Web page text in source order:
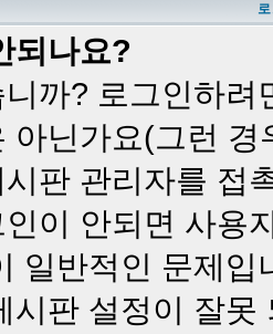
되나요?
까? 로그인하
아닌가요(그런
판 관리자를 접
이 안되면 사용
일반적인 문제
시판 설정이 잘못